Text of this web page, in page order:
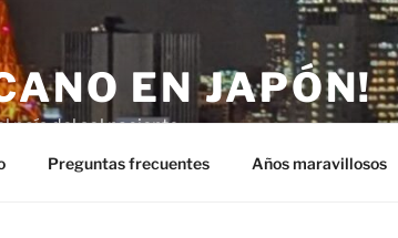
EN JAPÓN!
país del sol naciente.
Preguntas frecuentes Años maravillosos